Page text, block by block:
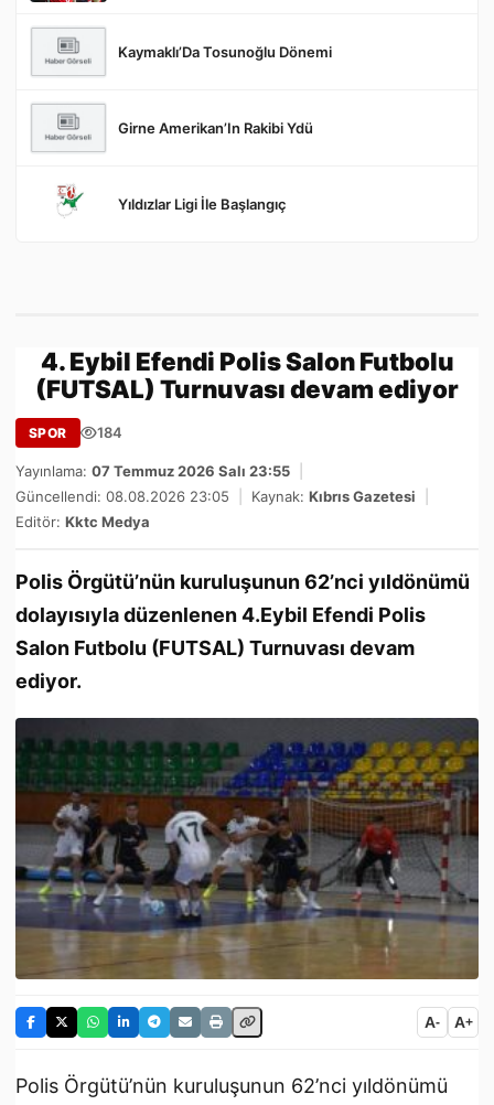
Kaymaklı’Da Tosunoğlu Dönemi
Girne Amerikan’In Rakibi Ydü
Yıldızlar Ligi İle Başlangıç
4. Eybil Efendi Polis Salon Futbolu
(FUTSAL) Turnuvası devam ediyor
SPOR 184
Yayınlama: 07 Temmuz 2026 Salı 23:55
Güncellendi: 08.08.2026 23:05
Kaynak: Kıbrıs Gazetesi
Editör: Kktc Medya
Polis Örgütü’nün kuruluşunun 62’nci yıldönümü
dolayısıyla düzenlenen 4.Eybil Efendi Polis
Salon Futbolu (FUTSAL) Turnuvası devam
ediyor.
A- A+
Polis Örgütü’nün kuruluşunun 62’nci yıldönümü